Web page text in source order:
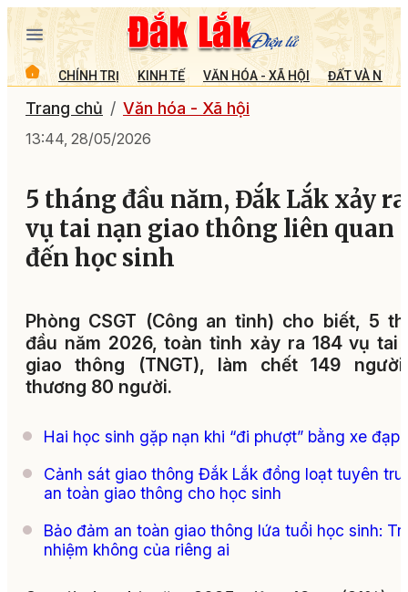
CHÍNH TRỊ KINH TẾ VĂN HÓA - XÃ HỘI ĐẤT VÀ
Trang chủ Văn hóa - Xã hội
13:44, 28/05/2026
5 tháng đầu năm, Đắk Lắk xảy ra
vụ tai nạn giao thông liên quan
đến học sinh
Phòng CSGT (Công an tỉnh) cho biết, 5
đầu năm 2026, toàn tỉnh xảy ra 184 vụ tai
giao thông (TNGT), làm chết 149
thương 80 người.
Hai học sinh gặp nạn khi “đi phượt” bằng xe đạp
Cảnh sát giao thông Đắk Lắk đồng loạt tuyên
an toàn giao thông cho học sinh
Bảo đảm an toàn giao thông lứa tuổi học sinh:
nhiệm không của riêng ai